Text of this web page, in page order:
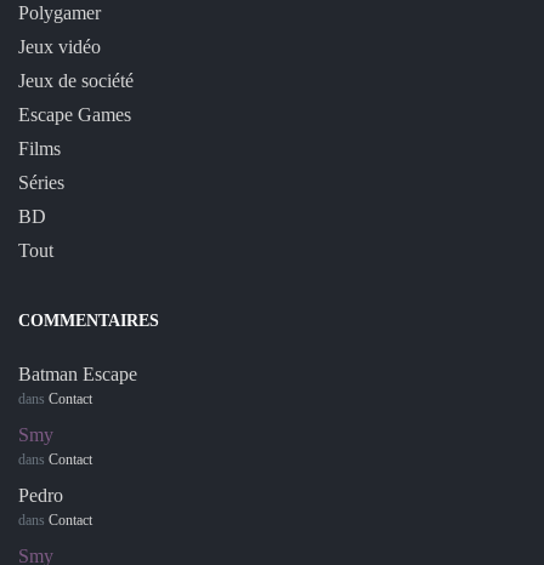
Polygamer
Jeux vidéo
Jeux de société
Escape Games
Films
Séries
BD
Tout
COMMENTAIRES
Batman Escape
dans Contact
Smy
dans Contact
Pedro
dans Contact
Smy